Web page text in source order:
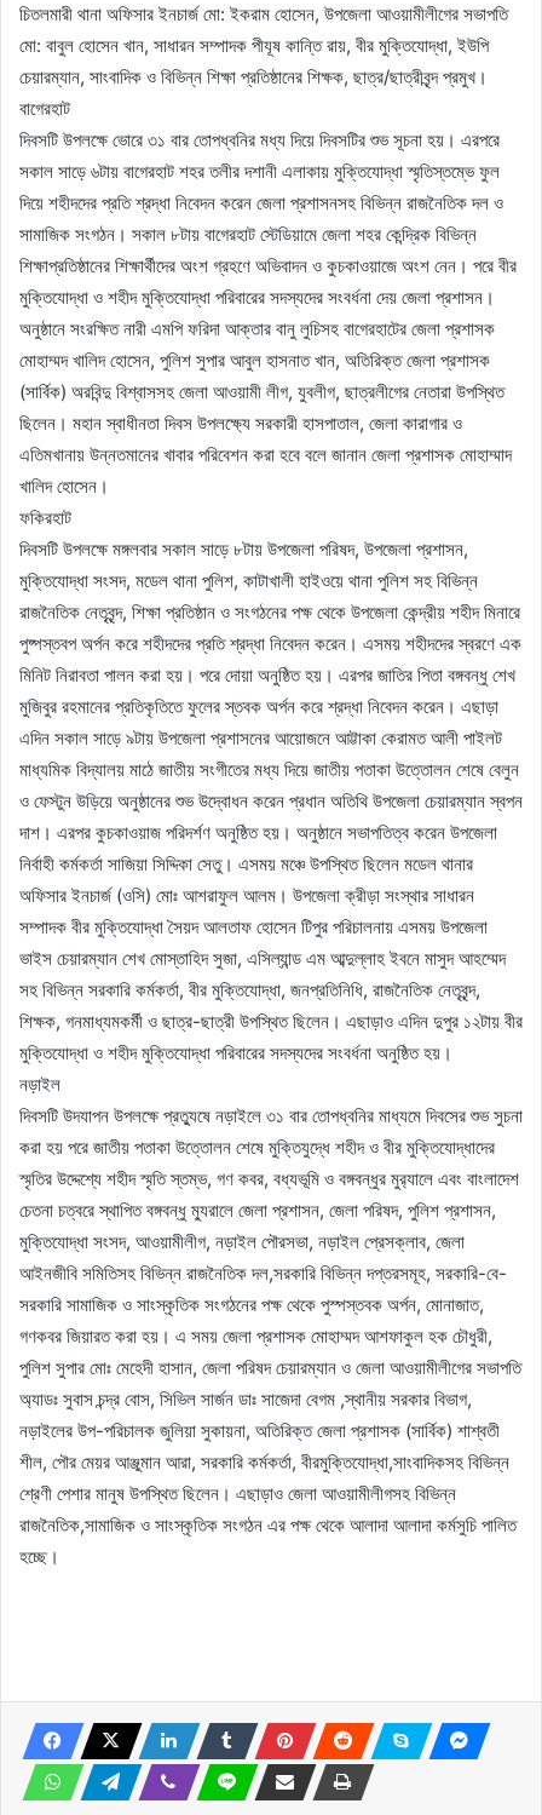
চিতলমারী থানা অফিসার ইনচার্জ মো: ইকরাম হোসেন, উপজেলা আওয়ামীলীগের সভাপতি
মো: বাবুল হোসেন খান, সাধারন সম্পাদক পীযূষ কান্তি রায়, বীর মুক্তিযোদ্ধা, ইউপি
চেয়ারম্যান, সাংবাদিক ও বিভিন্ন শিক্ষা প্রতিষ্ঠানের শিক্ষক, ছাত্র/ছাত্রীবৃন্দ প্রমুখ।
বাগেরহাট
দিবসটি উপলক্ষে ভোরে ৩১ বার তোপধ্বনির মধ্য দিয়ে দিবসটির শুভ সূচনা হয়। এরপরে
সকাল সাড়ে ৬টায় বাগেরহাট শহর তলীর দশানী এলাকায় মুক্তিযোদ্ধা স্মৃতিস্তম্ভে ফুল
দিয়ে শহীদদের প্রতি শ্রদ্ধা নিবেদন করেন জেলা প্রশাসনসহ বিভিন্ন রাজনৈতিক দল ও
সামাজিক সংগঠন। সকাল ৮টায় বাগেরহাট স্টেডিয়ামে জেলা শহর কেন্দ্রিক বিভিন্ন
শিক্ষাপ্রতিষ্ঠানের শিক্ষার্থীদের অংশ গ্রহণে অভিবাদন ও কুচকাওয়াজে অংশ নেন। পরে বীর
মুক্তিযোদ্ধা ও শহীদ মুক্তিযোদ্ধা পরিবারের সদস্যদের সংবর্ধনা দেয় জেলা প্রশাসন।
অনুষ্ঠানে সংরক্ষিত নারী এমপি ফরিদা আক্তার বানু লুচিসহ বাগেরহাটের জেলা প্রশাসক
মোহাম্মদ খালিদ হোসেন, পুলিশ সুপার আবুল হাসনাত খান, অতিরিক্ত জেলা প্রশাসক
(সার্বিক) অরবিন্দু বিশ্বাসসহ জেলা আওয়ামী লীগ, যুবলীগ, ছাত্রলীগের নেতারা উপস্থিত
ছিলেন। মহান স্বাধীনতা দিবস উপলক্ষ্যে সরকারী হাসপাতাল, জেলা কারাগার ও
এতিমখানায় উন্নতমানের খাবার পরিবেশন করা হবে বলে জানান জেলা প্রশাসক মোহাম্মাদ
খালিদ হোসেন।
ফকিরহাট
দিবসটি উপলক্ষে মঙ্গলবার সকাল সাড়ে ৮টায় উপজেলা পরিষদ, উপজেলা প্রশাসন,
মুক্তিযোদ্ধা সংসদ, মডেল থানা পুলিশ, কাটাখালী হাইওয়ে থানা পুলিশ সহ বিভিন্ন
রাজনৈতিক নেতৃবৃন্দ, শিক্ষা প্রতিষ্ঠান ও সংগঠনের পক্ষ থেকে উপজেলা কেন্দ্রীয় শহীদ মিনারে
পুষ্পস্তবপ অর্পন করে শহীদদের প্রতি শ্রদ্ধা নিবেদন করেন। এসময় শহীদদের স্বরণে এক
মিনিট নিরাবতা পালন করা হয়। পরে দোয়া অনুষ্ঠিত হয়। এরপর জাতির পিতা বঙ্গবন্ধু শেখ
মুজিবুর রহমানের প্রতিকৃতিতে ফুলের স্তবক অর্পন করে শ্রদ্ধা নিবেদন করেন। এছাড়া
এদিন সকাল সাড়ে ৯টায় উপজেলা প্রশাসনের আয়োজনে আট্টাকা কেরামত আলী পাইলট
মাধ্যমিক বিদ্যালয় মাঠে জাতীয় সংগীতের মধ্য দিয়ে জাতীয় পতাকা উত্তোলন শেষে বেলুন
ও ফেস্টুন উড়িয়ে অনুষ্ঠানের শুভ উদ্বোধন করেন প্রধান অতিথি উপজেলা চেয়ারম্যান স্বপন
দাশ। এরপর কুচকাওয়াজ পরিদর্শণ অনুষ্ঠিত হয়। অনুষ্ঠানে সভাপতিত্ব করেন উপজেলা
নির্বাহী কর্মকর্তা সাজিয়া সিদ্দিকা সেতু। এসময় মঞ্চে উপস্থিত ছিলেন মডেল থানার
অফিসার ইনচার্জ (ওসি) মোঃ আশরাফুল আলম। উপজেলা ক্রীড়া সংস্থার সাধারন
সম্পাদক বীর মুক্তিযোদ্ধা সৈয়দ আলতাফ হোসেন টিপুর পরিচালনায় এসময় উপজেলা
ভাইস চেয়ারম্যান শেখ মোস্তাহিদ সুজা, এসিল্যান্ড এম আব্দুল্লাহ ইবনে মাসুদ আহম্মেদ
সহ বিভিন্ন সরকারি কর্মকর্তা, বীর মুক্তিযোদ্ধা, জনপ্রতিনিধি, রাজনৈতিক নেতৃবৃন্দ,
শিক্ষক, গনমাধ্যমকর্মী ও ছাত্র-ছাত্রী উপস্থিত ছিলেন। এছাড়াও এদিন দুপুর ১২টায় বীর
মুক্তিযোদ্ধা ও শহীদ মুক্তিযোদ্ধা পরিবারের সদস্যদের সংবর্ধনা অনুষ্ঠিত হয়।
নড়াইল
দিবসটি উদযাপন উপলক্ষে প্রত্যুষে নড়াইলে ৩১ বার তোপধ্বনির মাধ্যমে দিবসের শুভ সুচনা
করা হয় পরে জাতীয় পতাকা উত্তোলন শেষে মুক্তিযুদ্ধে শহীদ ও বীর মুক্তিযোদ্ধাদের
স্মৃতির উদ্দেশ্যে শহীদ স্মৃতি স্তম্ভ, গণ কবর, বধ্যভূমি ও বঙ্গবন্ধুর মুর‌্যালে এবং বাংলাদেশ
চেতনা চত্বরে স্থাপিত বঙ্গবন্ধু ম্যুরালে জেলা প্রশাসন, জেলা পরিষদ, পুলিশ প্রশাসন,
মুক্তিযোদ্ধা সংসদ, আওয়ামীলীগ, নড়াইল পৌরসভা, নড়াইল প্রেসক্লাব, জেলা
আইনজীবি সমিতিসহ বিভিন্ন রাজনৈতিক দল,সরকারি বিভিন্ন দপ্তরসমূহ, সরকারি-বে-
সরকারি সামাজিক ও সাংস্কৃতিক সংগঠনের পক্ষ থেকে পুস্পস্তবক অর্পন, মোনাজাত,
গণকবর জিয়ারত করা হয়। এ সময় জেলা প্রশাসক মোহাম্মদ আশফাকুল হক চৌধুরী,
পুলিশ সুপার মোঃ মেহেদী হাসান, জেলা পরিষদ চেয়ারম্যান ও জেলা আওয়ামীলীগের সভাপতি
অ্যাডঃ সুবাস চন্দ্র বোস, সিভিল সার্জন ডাঃ সাজেদা বেগম ,স্থানীয় সরকার বিভাগ,
নড়াইলের উপ-পরিচালক জুলিয়া সুকায়না, অতিরিক্ত জেলা প্রশাসক (সার্বিক) শাশ্বতী
শীল, পৌর মেয়র আঞ্জুমান আরা, সরকারি কর্মকর্তা, বীরমুক্তিযোদ্ধা,সাংবাদিকসহ বিভিন্ন
শ্রেণী পেশার মানুষ উপস্থিত ছিলেন। এছাড়াও জেলা আওয়ামীলীগসহ বিভিন্ন
রাজনৈতিক,সামাজিক ও সাংস্কৃতিক সংগঠন এর পক্ষ থেকে আলাদা আলাদা কর্মসুচি পালিত
হচ্ছে।